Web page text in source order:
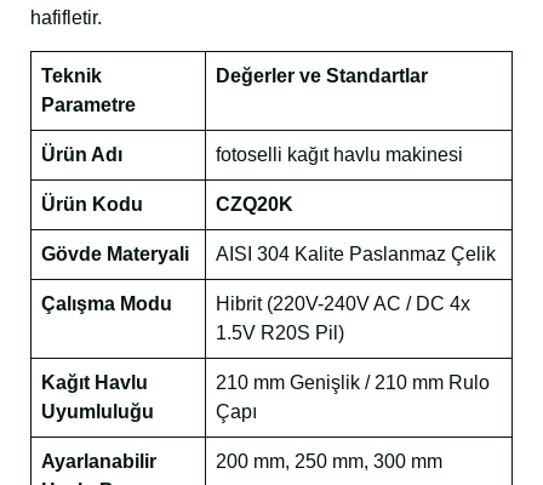
hafifletir.
Teknik
Parametre
Değerler ve Standartlar
Ürün Adı fotoselli kağıt havlu makinesi
Ürün Kodu CZQ20K
Gövde Materyali AISI 304 Kalite Paslanmaz Çelik
Çalışma Modu
Hibrit (220V-240V AC / DC 4x
1.5V R20S Pil)
Kağıt Havlu
Uyumluluğu
210 mm Genişlik / 210 mm Rulo
Çapı
Ayarlanabilir
200 mm, 250 mm, 300 mm